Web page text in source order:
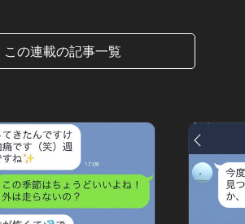
この連載の記事一覧